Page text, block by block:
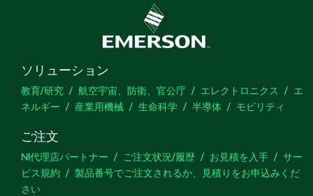
ソリューション
教育/研究 航空宇宙、防衛、官公庁 エレクトロニクス
エ
ネルギー
産業用機械 生命科学 半導体 モビリティ
ご注文
NI代理店パートナー ご注文状況/履歴 お見積を入手
サー
ビス規約
製品番号でご注文されるか、見積りをお申込みくだ
さい